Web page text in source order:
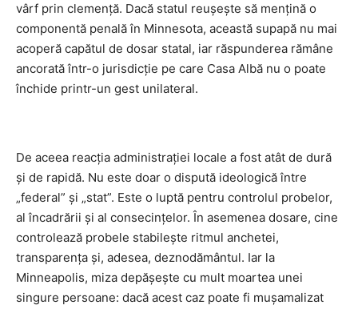
vârf prin clemență. Dacă statul reușește să mențină o
componentă penală în Minnesota, această supapă nu mai
acoperă capătul de dosar statal, iar răspunderea rămâne
ancorată într-o jurisdicție pe care Casa Albă nu o poate
închide printr-un gest unilateral.
De aceea reacția administrației locale a fost atât de dură
și de rapidă. Nu este doar o dispută ideologică între
„federal” și „stat”. Este o luptă pentru controlul probelor,
al încadrării și al consecințelor. În asemenea dosare, cine
controlează probele stabilește ritmul anchetei,
transparența și, adesea, deznodământul. Iar la
Minneapolis, miza depășește cu mult moartea unei
singure persoane: dacă acest caz poate fi mușamalizat